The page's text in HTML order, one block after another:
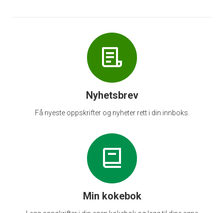
Nyhetsbrev
Få nyeste oppskrifter og nyheter rett i din innboks.
Min kokebok